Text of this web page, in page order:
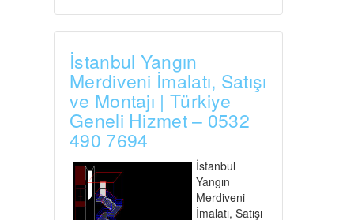
İstanbul Yangın
Merdiveni İmalatı, Satışı
ve Montajı | Türkiye
Geneli Hizmet – 0532
490 7694
İstanbul
Yangın
Merdiveni
İmalatı, Satışı